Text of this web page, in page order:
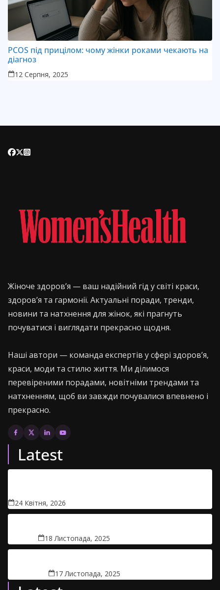
PCOS під прицілом: чому жінки роками чекають на
діагноз
12 Серпня, 2025
Жіноче здоров’я — ваш надійний гід у світі краси,
здоров’я та гармонії. Актуальні поради, тренди,
новини та натхнення для жінок, які прагнуть
почуватися і виглядати прекрасно щодня.
Наші автори — команда експертів у сфері здоров’я,
краси, моди та стилю життя. Ми ділимося
перевіреними порадами, новітніми трендами та
натхненням, щоб ви завжди почувалися впевнено і
прекрасно.
Latest
24 Квітня, 2026
18 Листопада, 2025
17 Листопада, 2025